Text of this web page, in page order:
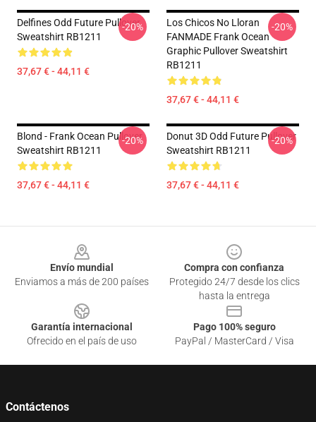
Delfines Odd Future Pullover
Sweatshirt RB1211
37,67 € - 44,11 €
-20%
Los Chicos No Lloran
FANMADE Frank Ocean
Graphic Pullover Sweatshirt
RB1211
37,67 € - 44,11 €
-20%
Blond - Frank Ocean Pullover
Sweatshirt RB1211
37,67 € - 44,11 €
-20%
Donut 3D Odd Future Pullover
Sweatshirt RB1211
37,67 € - 44,11 €
-20%
Envío mundial
Enviamos a más de 200 países
Compra con confianza
Protegido 24/7 desde los clics
hasta la entrega
Garantía internacional
Ofrecido en el país de uso
Pago 100% seguro
PayPal / MasterCard / Visa
Contáctenos